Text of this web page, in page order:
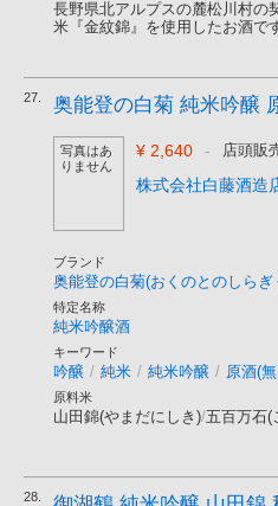
長野県北アルプスの麓松川村の
米『金紋錦』を使用したお酒で
27. 奥能登の白菊 純米吟醸
写真はあ
りません
¥ 2,640 - 店頭販
株式会社白藤酒造
ブランド
奥能登の白菊(おくのとのしらぎ
特定名称
純米吟醸酒
キーワード
吟醸 / 純米 / 純米吟醸 / 原酒(
原料米
山田錦(やまだにしき)/五百万石(
28.